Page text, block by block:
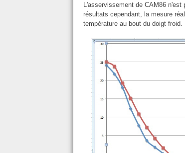
L'asservissement de CAM86
résultats cependant, la mesure
température au bout du doigt froid.